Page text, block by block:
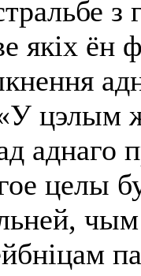
якіх ён
аднаго
целы